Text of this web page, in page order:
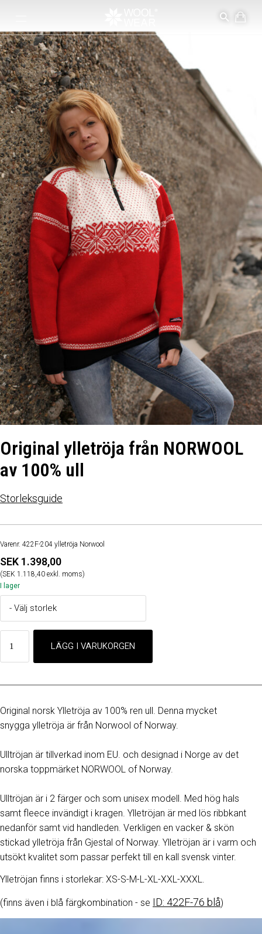
Original ylletröja från NORWOOL
av 100% ull
Storleksguide
Varenr. 422F-204 ylletröja Norwool
SEK 1.398,00
(SEK 1.118,40 exkl. moms)
I lager
Original norsk Ylletröja av 100% ren ull. Denna mycket
snygga ylletröja är från Norwool of Norway.
Ulltröjan är tillverkad inom EU. och designad i Norge av det
norska toppmärket NORWOOL of Norway.
Ulltröjan är i 2 färger och som unisex modell. Med hög hals
samt fleece invändigt i kragen. Ylletröjan är med lös ribbkant
nedanför samt vid handleden. Verkligen en vacker & skön
stickad ylletröja från Gjestal of Norway. Ylletröjan är i varm och
utsökt kvalitet som passar perfekt till en kall svensk vinter.
Ylletröjan finns i storlekar: XS-S-M-L-XL-XXL-XXXL.
(finns även i blå färgkombination - se ID: 422F-76 blå)